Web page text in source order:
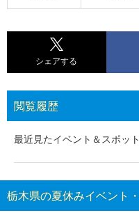
シェアする
閲覧履歴
最近見たイベント＆スポッ
栃木県の夏休みイベント